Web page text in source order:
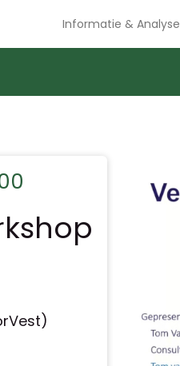
Informatie & Analyse